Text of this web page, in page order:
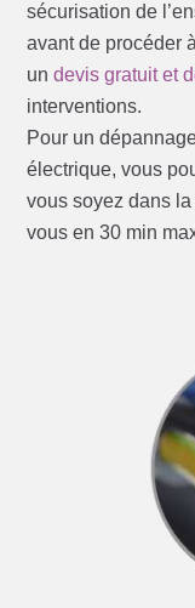
sécurisation de
avant de procéder
undevis gratuit et
interventions.
Pour un
électrique, vous
vous soyez dans
vous en 30 min